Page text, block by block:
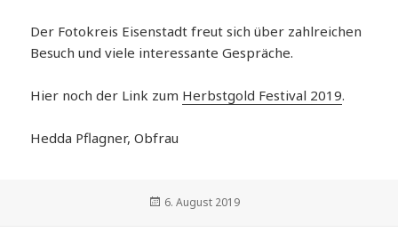
Der Fotokreis Eisenstadt freut sich über zahlreichen
Besuch und viele interessante Gespräche.
Hier noch der Link zum Herbstgold Festival 2019.
Hedda Pflagner, Obfrau
Veröffentlicht
6. August 2019